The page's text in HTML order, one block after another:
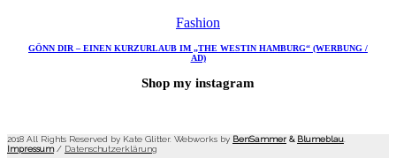
Fashion
GÖNN DIR – EINEN KURZURLAUB IM „THE WESTIN HAMBURG“ (WERBUNG /
AD)
Shop my instagram
2018 All Rights Reserved by Kate Glitter. Webworks by BenSammer & Blumeblau
Impressum/ Datenschutzerklärung